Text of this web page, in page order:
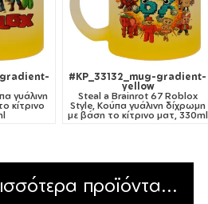
gradient-
γυάλινη
κίτρινο
#KP_33132_mug-gradient-
yellow
Steal a Brainrot 67 Roblox
Style, Κούπα γυάλινη δίχρωμη
με βάση το κίτρινο ματ, 330ml
προϊόντα...